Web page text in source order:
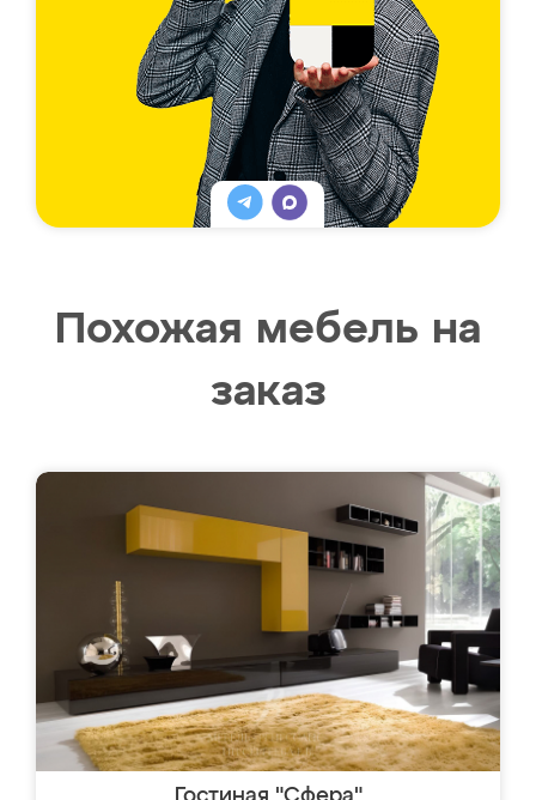
Похожая мебель на
заказ